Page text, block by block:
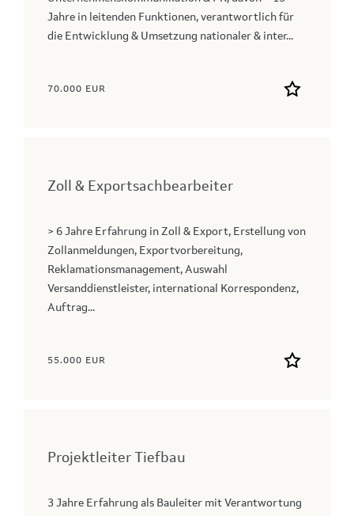
Jahre in leitenden Funktionen, verantwortlich für
die Entwicklung & Umsetzung nationaler & inter...
70.000 EUR
Zoll & Exportsachbearbeiter
> 6 Jahre Erfahrung in Zoll & Export, Erstellung von
Zollanmeldungen, Exportvorbereitung,
Reklamationsmanagement, Auswahl
Versanddienstleister, international Korrespondenz,
Auftrag...
55.000 EUR
Projektleiter Tiefbau
3 Jahre Erfahrung als Bauleiter mit Verantwortung